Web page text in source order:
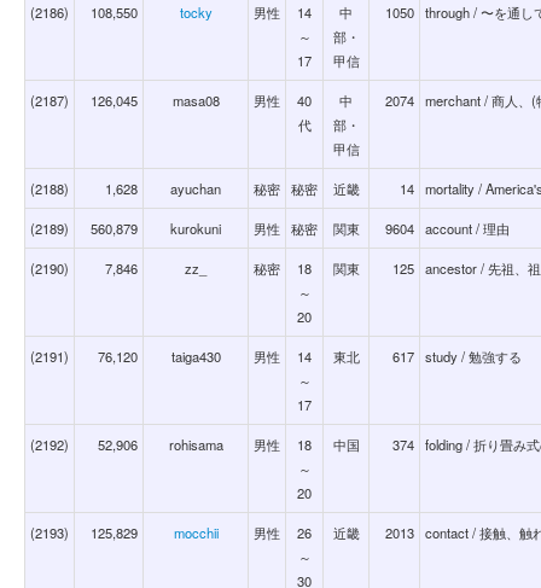
(2186) 108,550 tocky 男性
14
～
17
中
部・
甲信
1050 through / 〜を通し
(2187) 126,045 masa08 男性
40
代
中
部・
甲信
2074 merchant / 商人、
(2188) 1,628 ayuchan 秘密 秘密 近畿 14 mortality /
(2189) 560,879 kurokuni 男性 秘密 関東 9604 account / 理由
(2190) 7,846 zz_ 秘密
18
～
20
関東 125 ancestor / 先祖、
(2191) 76,120 taiga430 男性
14
～
17
東北 617 study / 勉強する
(2192) 52,906 rohisama 男性
18
～
20
中国 374 folding / 折り畳み
(2193) 125,829 mocchii 男性
26
～
30
近畿 2013 contact / 接触、触